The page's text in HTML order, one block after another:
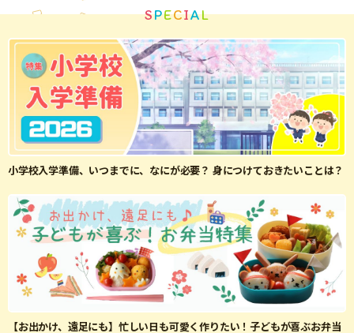
SPECIAL
小学校入学準備、いつまでに、なにが必要？ 身につけておきたいことは？
【お出かけ、遠足にも】忙しい日も可愛く作りたい！子どもが喜ぶお弁当